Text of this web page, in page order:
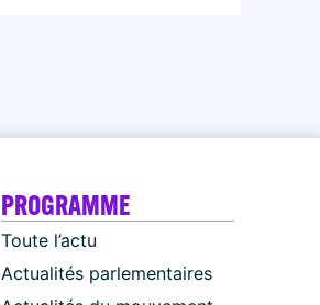
PROGRAMME
Toute l’actu
Actualités parlementaires